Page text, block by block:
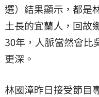
選）結果顯示，都是
土長的宜蘭人，回故
30年，人脈當然會比
更深。
林國漳昨日接受節目